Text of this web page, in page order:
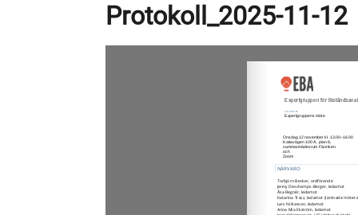
Protokoll_2025-11-12